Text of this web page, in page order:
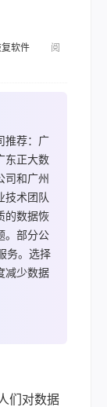
软件 阅
推荐：广
东正大数
司和广州
技术团队
的数据恢
。部分公
务。选择
减少数据
们对数据